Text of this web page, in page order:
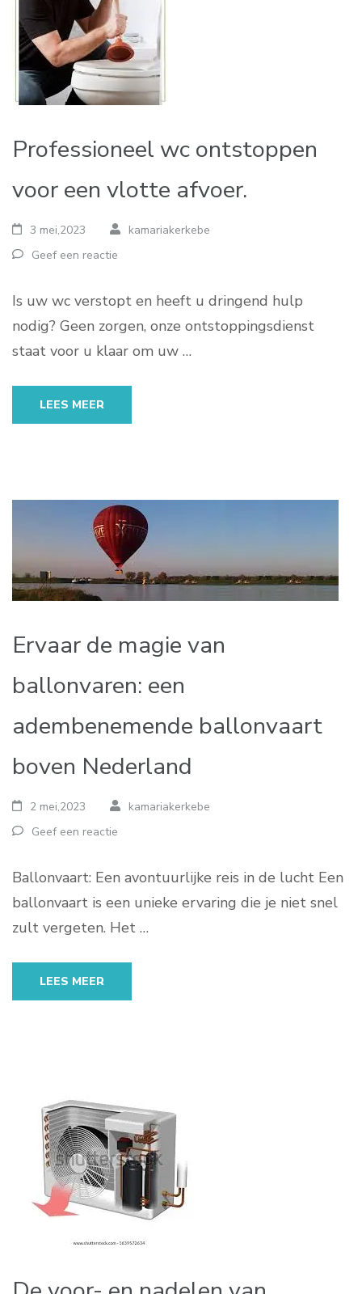
Professioneel wc ontstoppen
voor een vlotte afvoer.
3 mei,2023
kamariakerkebe
Geef een reactie
Is uw wc verstopt en heeft u dringend hulp
nodig? Geen zorgen, onze ontstoppingsdienst
staat voor u klaar om uw …
LEES MEER
Ervaar de magie van
ballonvaren: een
adembenemende ballonvaart
boven Nederland
2 mei,2023
kamariakerkebe
Geef een reactie
Ballonvaart: Een avontuurlijke reis in de lucht Een
ballonvaart is een unieke ervaring die je niet snel
zult vergeten. Het …
LEES MEER